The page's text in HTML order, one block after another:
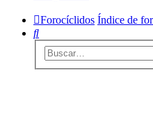
Forocíclidos Índice de
Buscar